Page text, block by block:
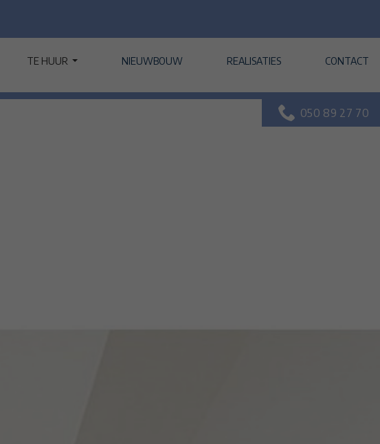
TE HUUR NIEUWBOUW REALISATIES CONTACT
050 89 27 70